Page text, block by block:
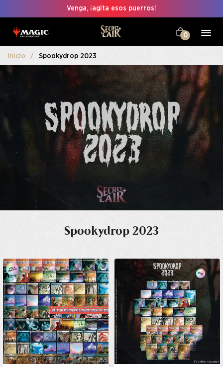
Venga, ¡agita esos puerros!
0
Inicio Spookydrop 2023
Spookydrop 2023